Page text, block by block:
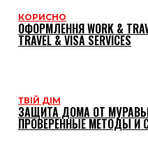
КОРИСНО
ОФОРМЛЕННЯ WORK &
TRAVEL & VISA SERVICES
ТВІЙ ДІМ
ЗАЩИТА ДОМА ОТ
ПРОВЕРЕННЫЕ МЕТОДЫ И